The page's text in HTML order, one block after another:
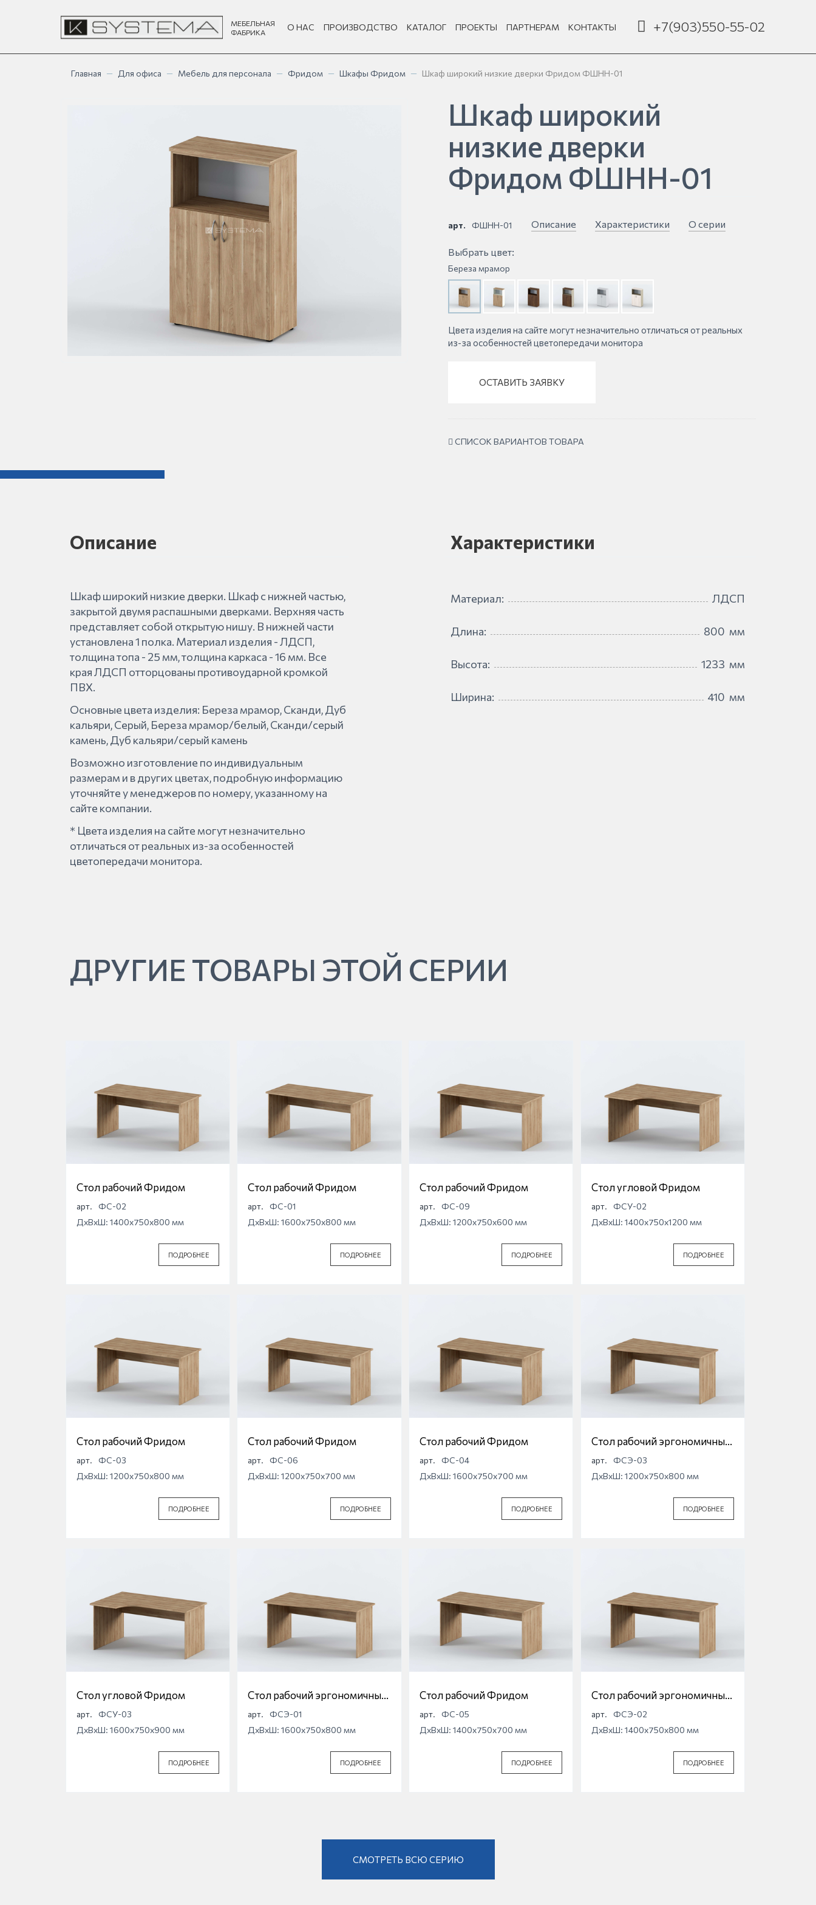
МЕБЕЛЬНАЯ
ФАБРИКА
О НАС ПРОИЗВОДСТВО КАТАЛОГ ПРОЕКТЫ ПАРТНЕРАМ КОНТАКТЫ +7(903)550-55-02
Главная — Для офиса — Мебель для персонала — Фридом — Шкафы Фридом — Шкаф широкий низкие дверки Фридом ФШНН-01
Шкаф широкий
низкие дверки
Фридом ФШНН-01
арт. ФШНН-01 Описание Характеристики О серии
Выбрать цвет:
Береза мрамор
Цвета изделия на сайте могут незначительно отличаться от реальных
из-за особенностей цветопередачи монитора
ОСТАВИТЬ ЗАЯВКУ
СПИСОК ВАРИАНТОВ ТОВАРА
Описание
Шкаф широкий низкие дверки. Шкаф с нижней частью,
закрытой двумя распашными дверками. Верхняя часть
представляет собой открытую нишу. В нижней части
установлена 1 полка. Материал изделия - ЛДСП,
толщина топа - 25 мм, толщина каркаса - 16 мм. Все
края ЛДСП отторцованы противоударной кромкой
ПВХ.
Основные цвета изделия: Береза мрамор, Сканди, Дуб
кальяри, Серый, Береза мрамор/белый, Сканди/серый
камень, Дуб кальяри/серый камень
Возможно изготовление по индивидуальным
размерам и в других цветах, подробную информацию
уточняйте у менеджеров по номеру, указанному на
сайте компании.
* Цвета изделия на сайте могут незначительно
отличаться от реальных из-за особенностей
цветопередачи монитора.
Характеристики
Материал: ЛДСП
Длина: 800 мм
Высота: 1233 мм
Ширина: 410 мм
ДРУГИЕ ТОВАРЫ ЭТОЙ СЕРИИ
Стол рабочий Фридом
арт.
ФС-02
ДхВхШ: 1400x750x800 мм
ПОДРОБНЕЕ
Стол рабочий Фридом
арт.
ФС-01
ДхВхШ: 1600x750x800 мм
ПОДРОБНЕЕ
Стол рабочий Фридом
арт.
ФС-09
ДхВхШ: 1200x750x600 мм
ПОДРОБНЕЕ
Стол угловой Фридом
арт.
ФСУ-02
ДхВхШ: 1400x750x1200 мм
ПОДРОБНЕЕ
Стол рабочий Фридом
арт.
ФС-03
ДхВхШ: 1200x750x800 мм
ПОДРОБНЕЕ
Стол рабочий Фридом
арт.
ФС-06
ДхВхШ: 1200x750x700 мм
ПОДРОБНЕЕ
Стол рабочий Фридом
арт.
ФС-04
ДхВхШ: 1600x750x700 мм
ПОДРОБНЕЕ
Стол рабочий эргономичный
Фридом
арт.
ФСЭ-03
ДхВхШ: 1200x750x800 мм
ПОДРОБНЕЕ
Стол угловой Фридом
арт.
ФСУ-03
ДхВхШ: 1600x750x900 мм
ПОДРОБНЕЕ
Стол рабочий эргономичный
Фридом
арт.
ФСЭ-01
ДхВхШ: 1600x750x800 мм
ПОДРОБНЕЕ
Стол рабочий Фридом
арт.
ФС-05
ДхВхШ: 1400x750x700 мм
ПОДРОБНЕЕ
Стол рабочий эргономичный
Фридом
арт.
ФСЭ-02
ДхВхШ: 1400x750x800 мм
ПОДРОБНЕЕ
СМОТРЕТЬ ВСЮ СЕРИЮ